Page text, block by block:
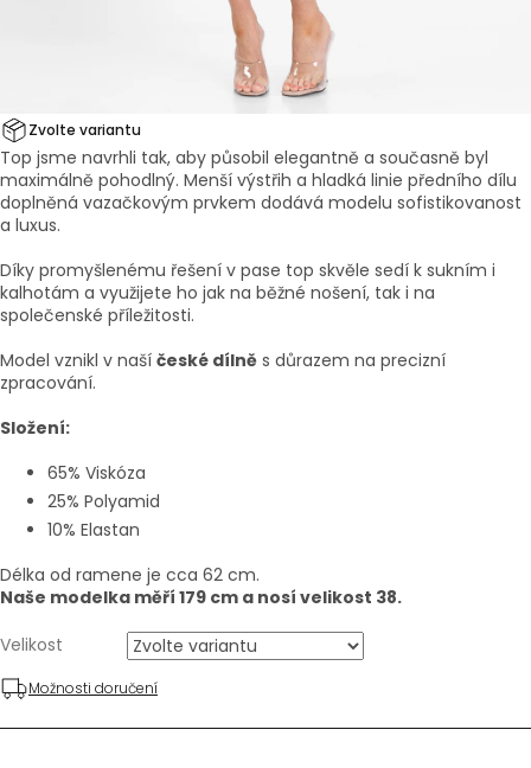
Zvolte variantu
Velikost
Možnosti doručení
Top jsme navrhli tak, aby působil elegantně a současně byl
maximálně pohodlný. Menší výstřih a hladká linie předního dílu
doplněná vazačkovým prvkem dodává modelu sofistikovanost
a luxus.
Díky promyšlenému řešení v pase top skvěle sedí k sukním i
kalhotám a využijete ho jak na běžné nošení, tak i na
společenské příležitosti.
Model vznikl v naší české dílně s důrazem na precizní
zpracování.
Složení:
65% Viskóza
25% Polyamid
10% Elastan
Délka od ramene je cca 62 cm.
Naše modelka měří 179 cm a nosí velikost 38.